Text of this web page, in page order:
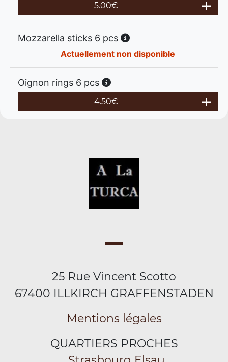
5.00€
Mozzarella sticks 6 pcs
Actuellement non disponible
Oignon rings 6 pcs
4.50€
25 Rue Vincent Scotto
67400 ILLKIRCH GRAFFENSTADEN
Mentions légales
QUARTIERS PROCHES